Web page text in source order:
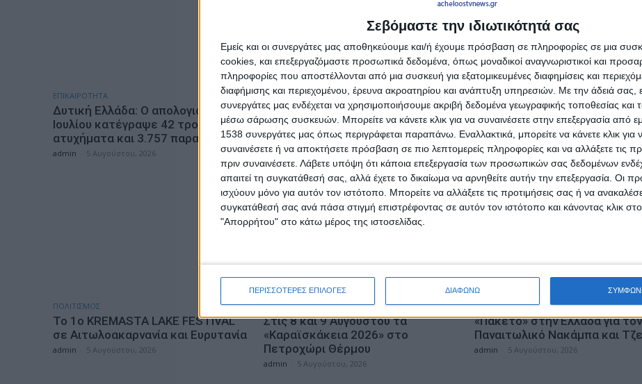
Σεβόμαστε την ιδιωτικότητά σας
Εμείς και οι συνεργάτες μας αποθηκεύουμε και/ή έχουμε πρόσβαση σε πληροφορίες σε μια
cookies, και επεξεργαζόμαστε προσωπικά δεδομένα, όπως μοναδικοί αναγνωριστικοί και
πληροφορίες που αποστέλλονται από μια συσκευή για εξατομικευμένες διαφημίσεις και
διαφήμισης και περιεχομένου, έρευνα ακροατηρίου και ανάπτυξη υπηρεσιών. Με την άδειά σας,
συνεργάτες μας ενδέχεται να χρησιμοποιήσουμε ακριβή δεδομένα γεωγραφικής τοποθεσίας και
μέσω σάρωσης συσκευών. Μπορείτε να κάνετε κλικ για να συναινέσετε στην επεξεργασία από
1538 συνεργάτες μας όπως περιγράφεται παραπάνω. Εναλλακτικά, μπορείτε να κάνετε κλικ για
συναινέσετε ή να αποκτήσετε πρόσβαση σε πιο λεπτομερείς πληροφορίες και να αλλάξετε τις
πριν συναινέσετε. Λάβετε υπόψη ότι κάποια επεξεργασία των προσωπικών σας δεδομένων
απαιτεί τη συγκατάθεσή σας, αλλά έχετε το δικαίωμα να αρνηθείτε αυτήν την επεξεργασία. Οι
ισχύουν μόνο για αυτόν τον ιστότοπο. Μπορείτε να αλλάξετε τις προτιμήσεις σας ή να
συγκατάθεσή σας ανά πάσα στιγμή επιστρέφοντας σε αυτόν τον ιστότοπο και κάνοντας κλικ
"Απορρήτου" στο κάτω μέρος της ιστοσελίδας.
ΠΕΡΙΣΣΟΤΕΡΕΣ ΕΠΙΛΟΓΕΣ ΔΙΑΦΩΝΩ
ΕΠΙΚΑΙΡΟΤΗΤΑ
Δυτική Ελλάδα: Ο απολογισμός του
Ιουλίου κατέγραψε 42 τροχαία
ατυχήματα και 3.757 παραβάσεις
admin 5 Αυγούστου, 2026
ΕΠΙΚΑΙΡΟΤΗΤΑ
Mνημόσυνο στη Γαβαλού για τα
θύματα της Γερμανικής Κατοχής
στη Μακρυνεία
admin - 5 Αυγούστου, 2026
ΕΠΙΚΑΙΡΟΤΗΤΑ
Η ΕΛΟΠΥ συμμετείχε στην
Μόνιμη Επιτροπή
Βουλής των Ελλήνων
admin - 5 Αυγούστου, 2026
ΠΟΛΙΤΙΣΜΟΣ
Το 1ο KREMASTA LAKE FESTIVAL
σε Αιτωλοακαρνανία και Ευρυτανία
admin 5 Αυγούστου, 2026
ΠΟΛΙΤΙΣΜΟΣ
Στις 8 και 9 Αυγούστου τα
«Καραϊσκάκεια 2026» στο
Πετροχώρι Θέρμου
admin 5 Αυγούστου, 2026
ΑΘΛΗΤΙΚΑ
«Πακέτο» στην Ελλάδα για τον
Παναιτωλικό Νακάμπα και
admin 5 Αυγούστου, 2026